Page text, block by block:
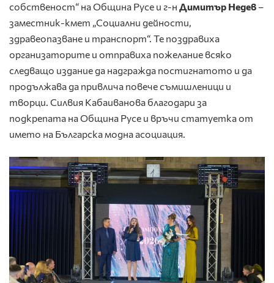
собственост“ на Община Русе и г-н Димитър Недев –
заместник-кмет „Социални дейности,
здравеопазване и транспорт“. Те поздравиха
организаторите и отправиха пожелание всяко
следващо издание да надгражда постигнатото и да
продължава да привлича повече съмишленици и
творци. Силвия Кабаиванова благодари за
подкрепата на Община Русе и връчи статуетка от
името на Българска модна асоциация.